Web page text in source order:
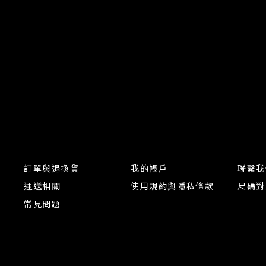
訂單與退換貨
運送相關
常見問題
我的帳戶
使用規約與隱私條款
聯繫
尺碼